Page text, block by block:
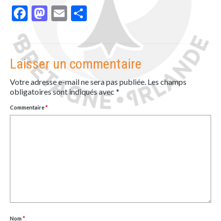
Facebook
Mastodon
EmailPartager
Laisser un commentaire
Votre adresse e-mail ne sera pas publiée. Les champs
obligatoires sont indiqués avec *
Commentaire*
Nom*